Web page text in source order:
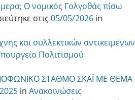
Ο νομικός Γολγοθάς πίσω
στις 05/05/2026 in
και συλλεκτικών αντικειμένων
Πολιτισμού
ΣΤΑΘΜΟ ΣΚΑΪ ΜΕ ΘΕΜΑ
in Ανακοινώσεις